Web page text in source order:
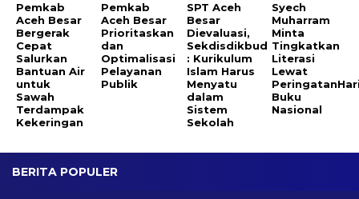
Pemkab
Aceh Besar
Bergerak
Cepat
Salurkan
Bantuan Air
untuk
Sawah
Terdampak
Kekeringan
Pemkab
Aceh Besar
Prioritaskan
dan
Optimalisasi
Pelayanan
Publik
SPT Aceh
Besar
Dievaluasi,
Sekdisdikbud
: Kurikulum
Islam Harus
Menyatu
dalam
Sistem
Sekolah
Syech
Muharram
Minta
Tingkatkan
Literasi
Lewat
Buku
Nasional
BERITA POPULER